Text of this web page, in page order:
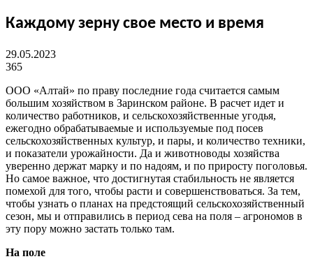
Каждому зерну свое место и время
29.05.2023
365
ООО «Алтай» по праву последние года считается самым
большим хозяйством в Заринском районе. В расчет идет и
количество работников, и сельскохозяйственные угодья,
ежегодно обрабатываемые и используемые под посев
сельскохозяйственных культур, и пары, и количество техники,
и показатели урожайности. Да и животноводы хозяйства
уверенно держат марку и по надоям, и по приросту поголовья.
Но самое важное, что достигнутая стабильность не является
помехой для того, чтобы расти и совершенствоваться. За тем,
чтобы узнать о планах на предстоящий сельскохозяйственный
сезон, мы и отправились в период сева на поля – агрономов в
эту пору можно застать только там.
На поле